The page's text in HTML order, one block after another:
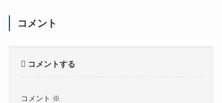
コメント
コメントする
コメント ※